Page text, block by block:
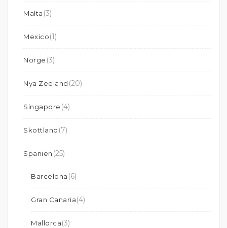
Malta (3)
Mexico(1)
Norge (3)
Nya Zeeland (20)
Singapore (4)
Skottland (7)
Spanien (25)
Barcelona (6)
Gran Canaria(4)
Mallorca(3)